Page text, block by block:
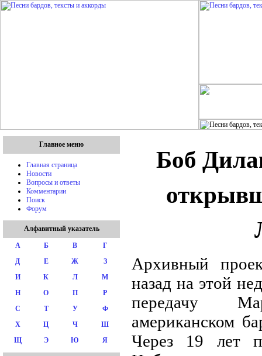
Главное меню
Главная страница
Новости
Вопросы и ответы
Комментарии
Поиск
Форум
Алфавитный указатель
А Б В
Г
Д
Е Ж
З
И
К Л
М
Н
О П
Р
С
Т У
Ф
Х
Ц Ч
Ш
Щ
Э Ю Я
Боб
Архивный
назад на этой
передачу
американском
Через 19 лет